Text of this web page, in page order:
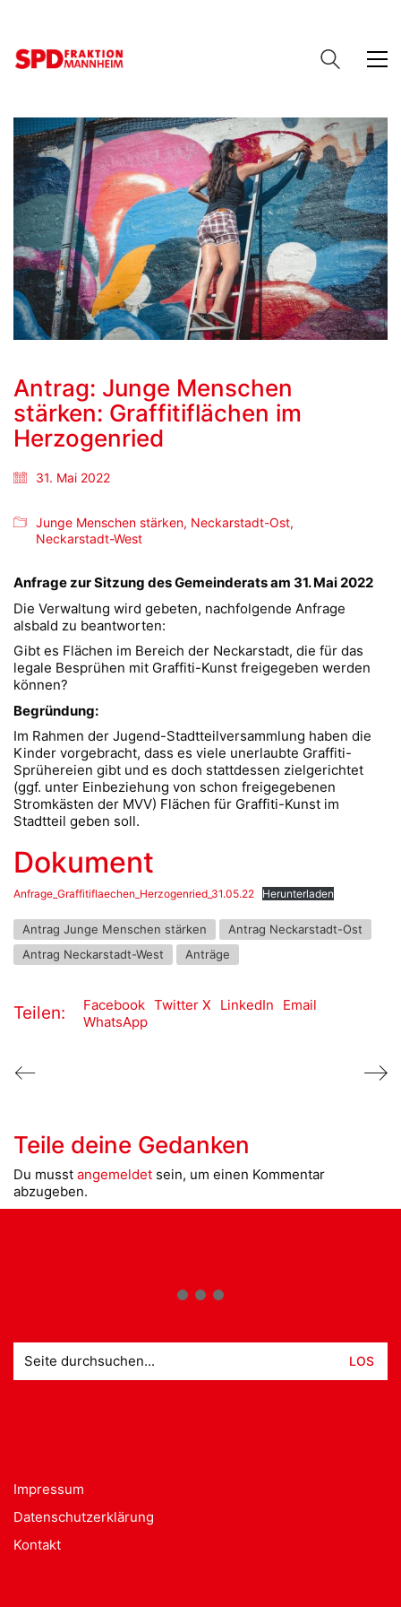
Antrag: Junge Menschen
stärken: Graffitiflächen im
Herzogenried
31. Mai 2022
Junge Menschen stärken, Neckarstadt-Ost,
Neckarstadt-West
Anfrage zur Sitzung des Gemeinderats am 31. Mai 2022
Die Verwaltung wird gebeten, nachfolgende Anfrage
alsbald zu beantworten:
Gibt es Flächen im Bereich der Neckarstadt, die für das
legale Besprühen mit Graffiti-Kunst freigegeben werden
können?
Begründung:
Im Rahmen der Jugend-Stadtteilversammlung haben die
Kinder vorgebracht, dass es viele unerlaubte Graffiti-
Sprühereien gibt und es doch stattdessen zielgerichtet
(ggf. unter Einbeziehung von schon freigegebenen
Stromkästen der MVV) Flächen für Graffiti-Kunst im
Stadtteil geben soll.
Dokument
Anfrage_Graffitiflaechen_Herzogenried_31.05.22 Herunterladen
Antrag Junge Menschen stärken
Antrag Neckarstadt-Ost
Antrag Neckarstadt-West
Anträge
Teilen: Facebook Twitter X LinkedIn
Email
WhatsApp
Teile deine Gedanken
Du musst angemeldet sein, um einen Kommentar
abzugeben.
nach:
Impressum
Datenschutzerklärung
Kontakt